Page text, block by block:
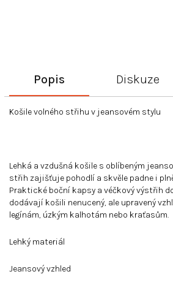
Popis Diskuze
Košile volného střihu v jeansovém stylu
Lehká a vzdušná košile s oblíbeným
střih zajišťuje pohodlí a skvěle padne i
Praktické boční kapsy a véčkový výstřih
dodávají košili nenucený, ale upravený
legínám, úzkým kalhotám nebo kraťasům.
Lehký materiál
Jeansový vzhled